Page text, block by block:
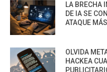
LA BRECHA
DE IA SE
ATAQUE
OLVIDA
HACKEA